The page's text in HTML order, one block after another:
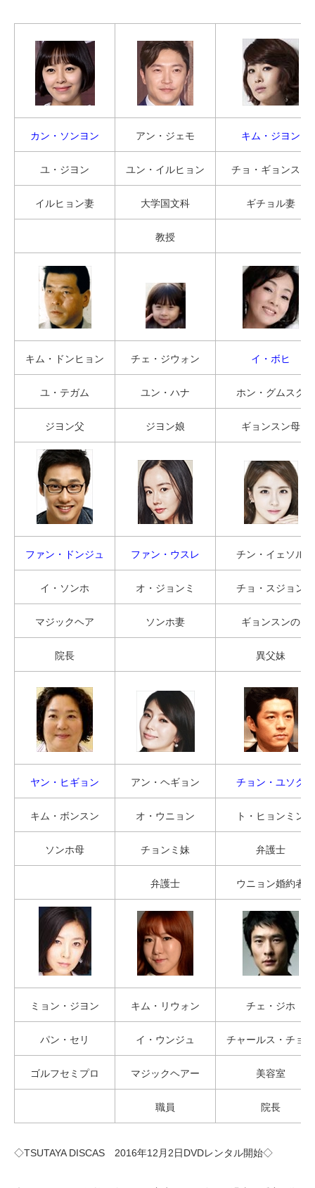
カン・ソンヨン アン・ジェモ キム・ジヨン
ユ・ジヨン ユン・イルヒョン チョ・ギョンスン
イルヒョン妻 大学国文科 ギチョル妻
教授
キム・ドンヒョン チェ・ジウォン イ・ボヒ
ユ・テガム ユン・ハナ ホン・グムスク
ジヨン父 ジヨン娘 ギョンスン母
ファン・ドンジュ ファン・ウスレ チン・イェソル
イ・ソンホ オ・ジョンミ チョ・スジョン
マジックヘア ソンホ妻 ギョンスンの
院長 異父妹
ヤン・ヒギョン アン・ヘギョン チョン・ユソク
キム・ボンスン オ・ウニョン ト・ヒョンミン
ソンホ母 チョンミ妹 弁護士
弁護士 ウニョン婚約者
ミョン・ジヨン キム・リウォン チェ・ジホ
パン・セリ イ・ウンジュ チャールス・チョン
ゴルフセミプロ マジックヘアー 美容室
職員 院長
◇TSUTAYA DISCAS 2016年12月2日DVDレンタル開始◇